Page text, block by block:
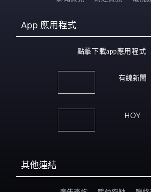
App 應用程式
點擊下載app應用程式
有線新聞
HOY
其他連結